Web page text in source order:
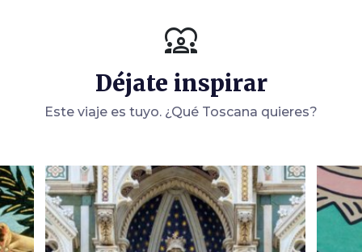
diversity_1
Déjate inspirar
Este viaje es tuyo. ¿Qué Toscana quieres?